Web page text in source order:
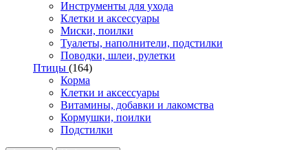
Инструменты для ухода
Клетки и аксессуары
Миски, поилки
Туалеты, наполнители, подстилки
Поводки, шлеи, рулетки
Птицы (164)
Корма
Клетки и аксессуары
Витамины, добавки и лакомства
Кормушки, поилки
Подстилки